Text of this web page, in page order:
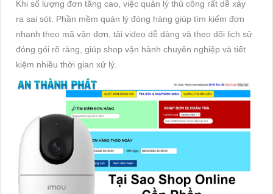
Khi số lượng đơn tăng cao, việc quản lý thủ công rất dễ xảy
ra sai sót. Phần mềm quản lý đóng hàng giúp tìm kiếm đơn
nhanh theo mã vận đơn, tải video dễ dàng và theo dõi lịch sử
đóng gói rõ ràng, giúp shop vận hành chuyên nghiệp và tiết
kiệm nhiều thời gian xử lý.